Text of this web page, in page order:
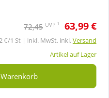
72,45 UVP 1 63,99 €
€/1 St | inkl. MwSt. inkl.Versand
Artikel auf Lager